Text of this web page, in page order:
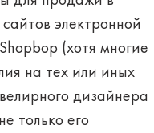
электронной
(хотя многие
на тех или иных
дизайнера
только его